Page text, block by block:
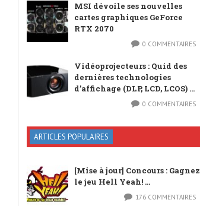
MSI dévoile ses nouvelles
cartes graphiques GeForce
RTX 2070
0 COMMENTAIRES
Vidéoprojecteurs : Quid des
dernières technologies
d’affichage (DLP, LCD, LCOS) ...
0 COMMENTAIRES
ARTICLES POPULAIRES
[Mise à jour] Concours : Gagnez
le jeu Hell Yeah! ...
176 COMMENTAIRES